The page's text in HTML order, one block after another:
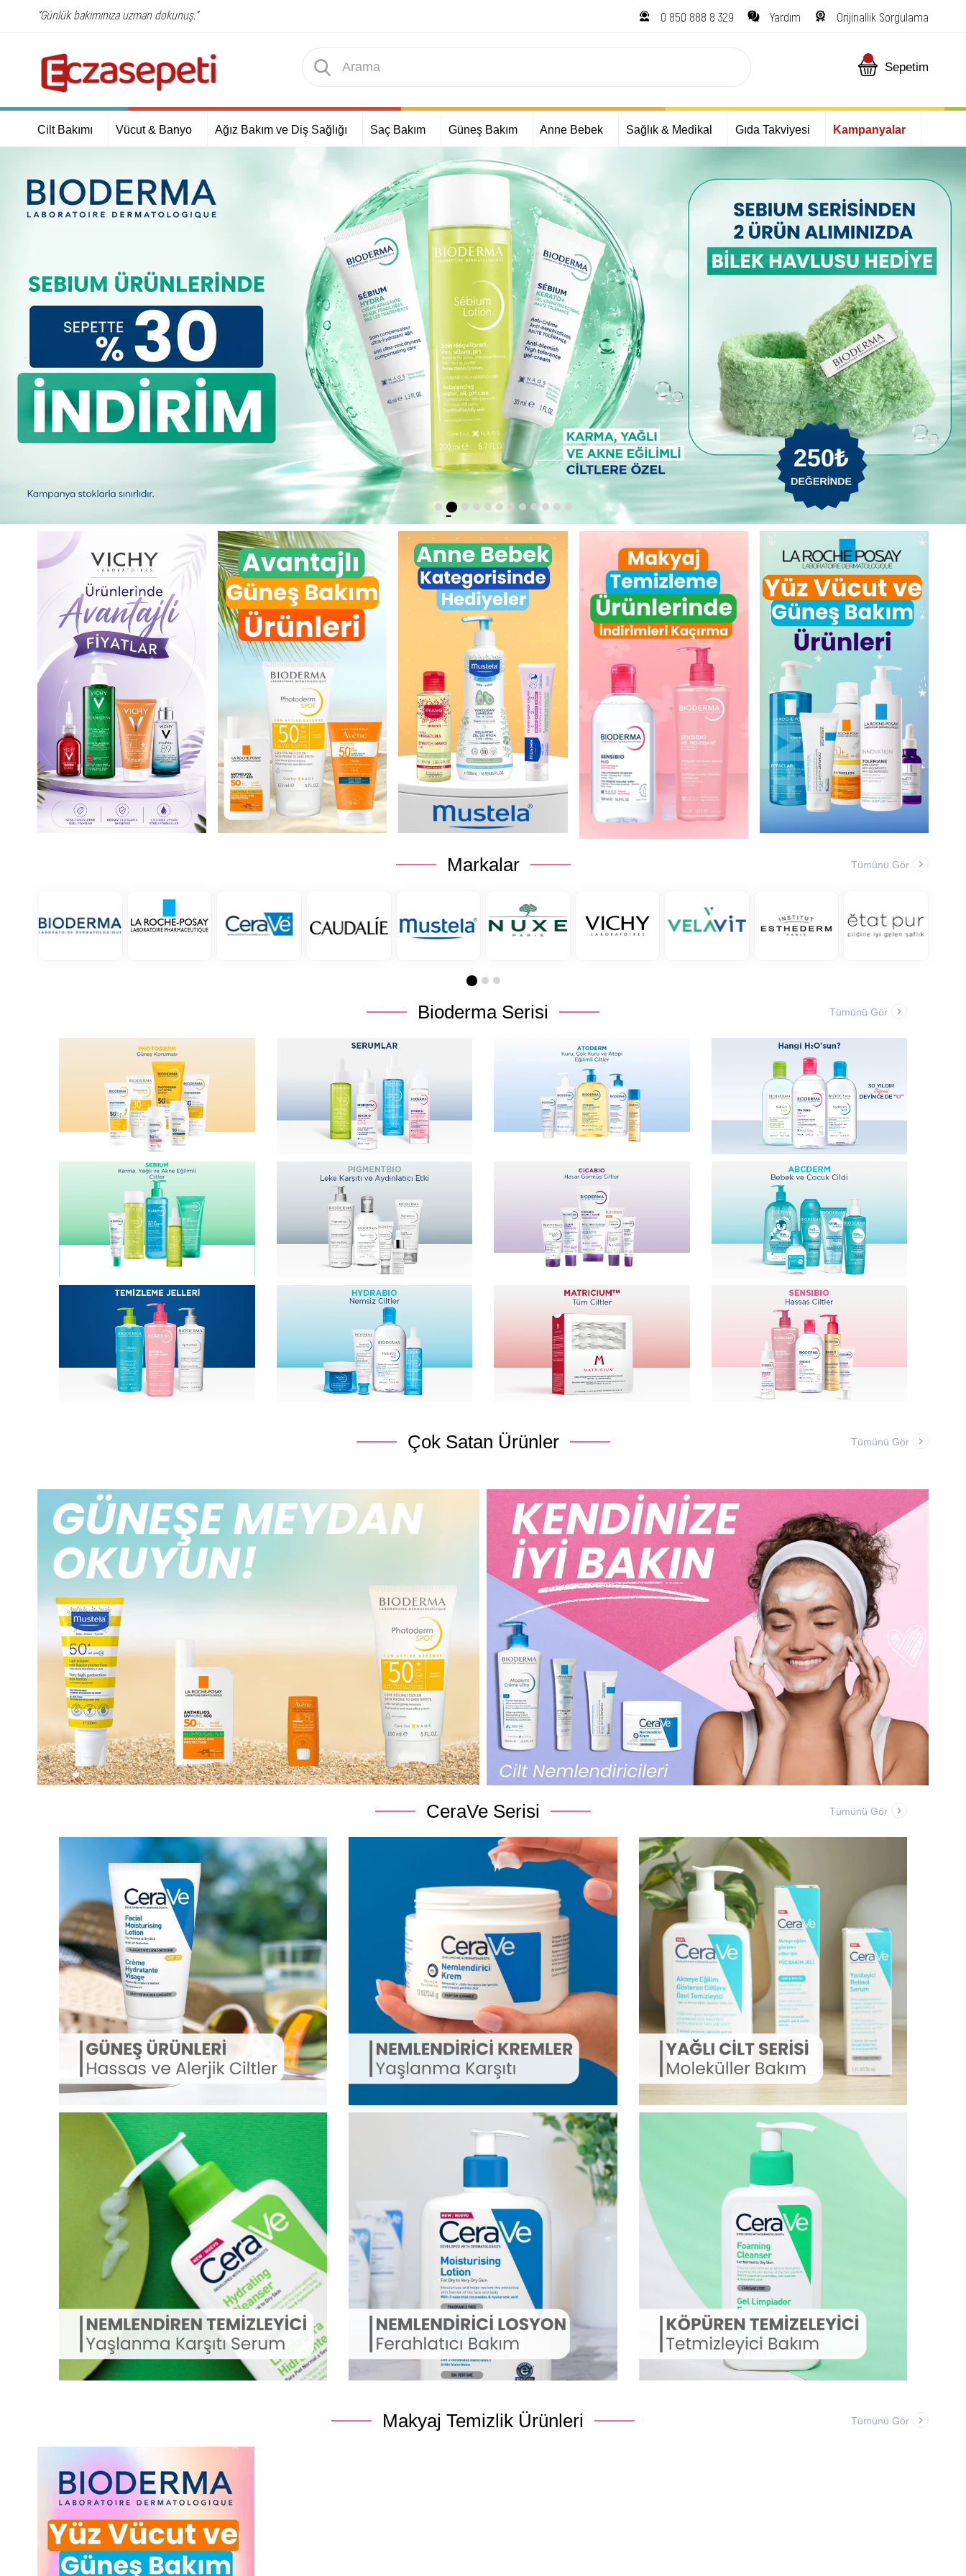
"Günlük bakımınıza uzman dokunuş." 0 850 888 8 329 Yardım Orijinallik Sorgulama
Sepetim
Cilt Bakımı Vücut & Banyo Ağız Bakım ve Diş Sağlığı Saç Bakım Güneş Bakım Anne Bebek Sağlık & Medikal Gıda Takviyesi Kampanyalar
Markalar Tümünü Gör
Bioderma Serisi Tümünü Gör
Çok Satan Ürünler Tümünü Gör
CeraVe Serisi Tümünü Gör
Makyaj Temizlik Ürünleri Tümünü Gör